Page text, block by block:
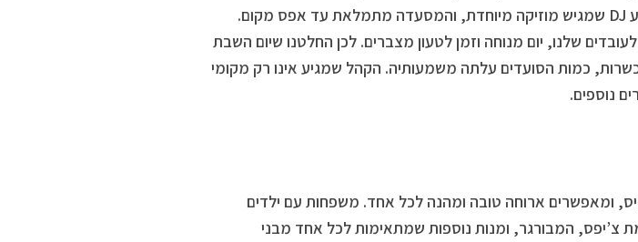
מהאווירה הייחודית. בימי חמישי מגיע DJ שמגיש מוזיקה מיוחדת, והמסעדה מתמלאת עד אפס מקום.
שלנו, יום מנוחה וזמן לטעון מצברים. לכן החלטנו שיום השבת
כמות הסועדים עלתה משמעותיה. הקהל שמגיע אינו רק מקומי
נוספים.
ומאפשרים ארוחה טובה ומהנה לכל אחד. משפחות עם ילדים
צ’יפס, המבורגר, ומנות נוספות שמתאימות לכל אחד מבני